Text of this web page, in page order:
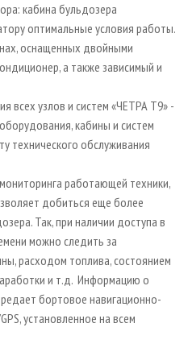
кабина бульдозера
оптимальные условия работы.
оснащенных двойными
а также зависимый и
всех узлов и систем «ЧЕТРА Т9» -
кабины и систем
технического обслуживания
работающей техники,
добиться еще более
Так, при наличии доступа в
можно следить за
расходом топлива, состоянием
и т.д. Информацию о
бортовое навигационно-
установленное на всем